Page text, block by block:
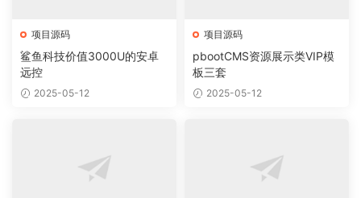
项目源码
鲨鱼科技价值3000U的安卓
远控
2025-05-12
项目源码
pbootCMS资源展示类VIP模
板三套
2025-05-12